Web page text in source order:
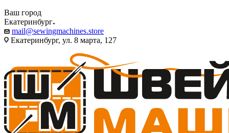
Ваш город
Екатеринбург
mail@sewingmachines.store
Екатеринбург, ул. 8 марта, 127